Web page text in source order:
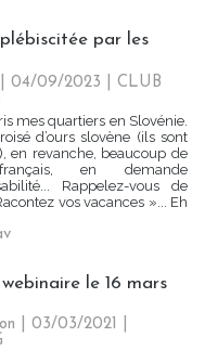
par les
| 04/09/2023 |CLUB
mes quartiers en Slovénie.
d’ours slovène (ils sont
en revanche, beaucoup de
en demande
Rappelez-vous de
vos vacances »... Eh
le 16 mars
| 03/03/2021